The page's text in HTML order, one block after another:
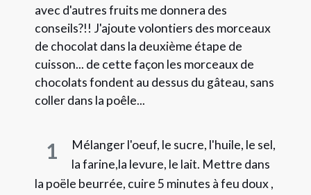
avec d'autres fruits me donnera des
conseils?!! J'ajoute volontiers des morceaux
de chocolat dans la deuxième étape de
cuisson... de cette façon les morceaux de
chocolats fondent au dessus du gâteau, sans
coller dans la poêle...
1
Mélanger l'oeuf, le sucre, l'huile, le sel,
la farine,la levure, le lait. Mettre dans
la poële beurrée, cuire 5 minutes à feu doux ,